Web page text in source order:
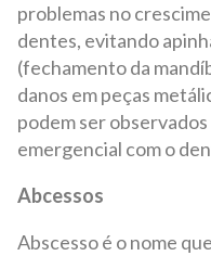
problemas no
dentes, evitando
(fechamento da
danos em peças
podem ser
emergencial com o
Abcessos
Abscesso é o nome